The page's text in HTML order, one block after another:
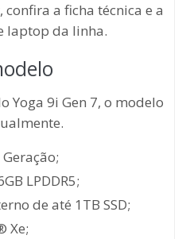
a ficha técnica e a
laptop da linha.
Yoga 9i Gen 7, o modelo
LPDDR5;
de até 1TB SSD;
Xe;